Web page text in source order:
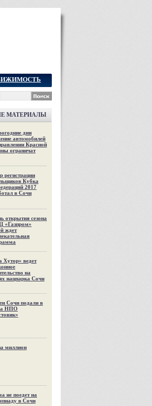
МАТЕРИАЛЫ
дни
автомобилей
Красной
ограничат
регистрации
Кубка
2017
в Сочи
открытия сезона
«Газпром»
ждет
Хутор» ведет
на
нацпарка Сочи
Сочи подали в
НПО
миллион
не поедет на
в Сочи